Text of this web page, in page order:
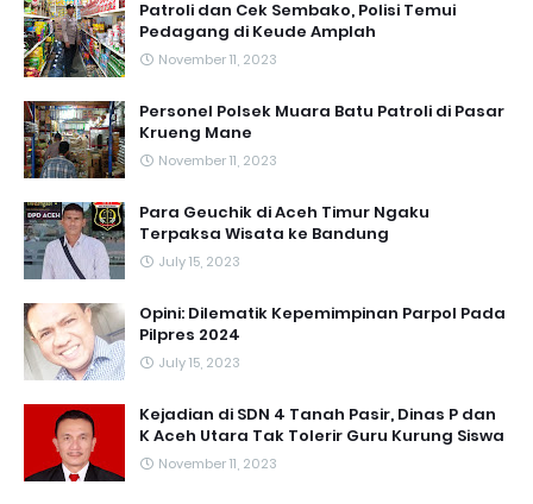
Patroli dan Cek Sembako, Polisi Temui
Pedagang di Keude Amplah
November 11, 2023
Personel Polsek Muara Batu Patroli di Pasar
Krueng Mane
November 11, 2023
Para Geuchik di Aceh Timur Ngaku
Terpaksa Wisata ke Bandung
July 15, 2023
Opini: Dilematik Kepemimpinan Parpol Pada
Pilpres 2024
July 15, 2023
Kejadian di SDN 4 Tanah Pasir, Dinas P dan
K Aceh Utara Tak Tolerir Guru Kurung Siswa
November 11, 2023